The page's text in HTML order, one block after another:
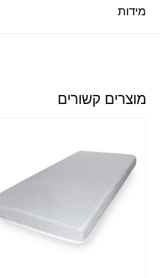
מידות
מוצרים קשורים